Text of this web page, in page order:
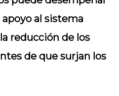
al sistema
reducción de los
de que surjan los